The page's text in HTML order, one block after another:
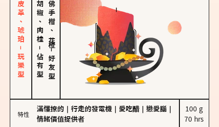
皮革、琥珀－玩樂型 胡椒、肉桂
－
佔有型
佛手柑、橙花
－
好友型
特性
滿懂撩的 行走的發電機 愛吃醋 戀愛腦
情緒價值提供者
100 g
70 hrs